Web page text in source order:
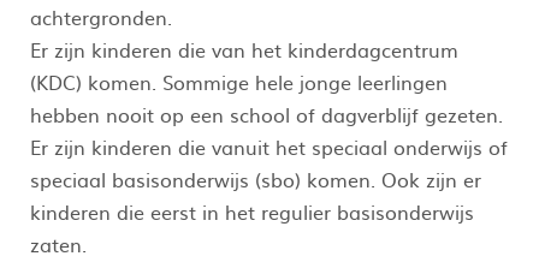
achtergronden.
Er zijn kinderen die van het kinderdagcentrum
(KDC) komen. Sommige hele jonge leerlingen
hebben nooit op een school of dagverblijf gezeten.
Er zijn kinderen die vanuit het speciaal onderwijs of
speciaal basisonderwijs (sbo) komen. Ook zijn er
kinderen die eerst in het regulier basisonderwijs
zaten.